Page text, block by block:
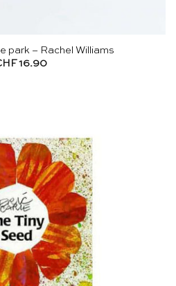
park – Rachel Williams
16.90